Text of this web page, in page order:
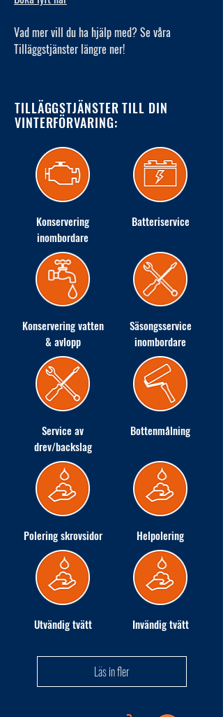
Vad mer vill du ha hjälp med? Se våra
Tilläggstjänster längre ner!
TILLÄGGSTJÄNSTER TILL DIN
VINTERFÖRVARING:
Konservering
inombordare
Batteriservice
Konservering vatten
& avlopp
Säsongsservice
inombordare
Service av
drev/backslag
Bottenmålning
Polering skrovsidor Helpolering
Utvändig tvätt Invändig tvätt
Läs in fler